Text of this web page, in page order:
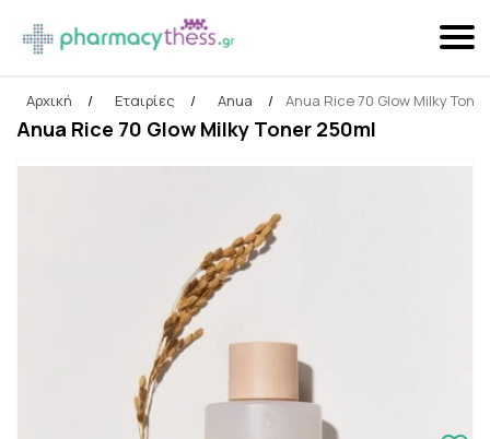
Αναζήτηση
Αρχική / Εταιρίες / Anua / Anua Rice 70 Glow Milky
Anua Rice 70 Glow Milky Toner 250ml